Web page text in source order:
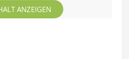
ANZEIGEN